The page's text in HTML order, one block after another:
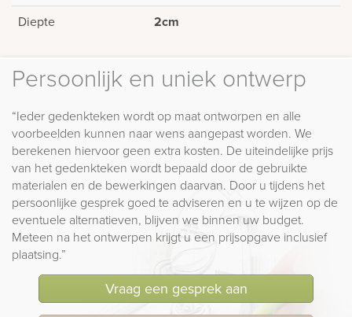
Diepte 2cm
Persoonlijk en uniek ontwerp
“Ieder gedenkteken wordt op maat ontworpen en alle
voorbeelden kunnen naar wens aangepast worden. We
berekenen hiervoor geen extra kosten. De uiteindelijke prijs
van het gedenkteken wordt bepaald door de gebruikte
materialen en de bewerkingen daarvan. Door u tijdens het
persoonlijke gesprek goed te adviseren en u te wijzen op de
eventuele alternatieven, blijven we binnen uw budget.
Meteen na het ontwerpen krijgt u een prijsopgave inclusief
plaatsing.”
Vraag een gesprek aan